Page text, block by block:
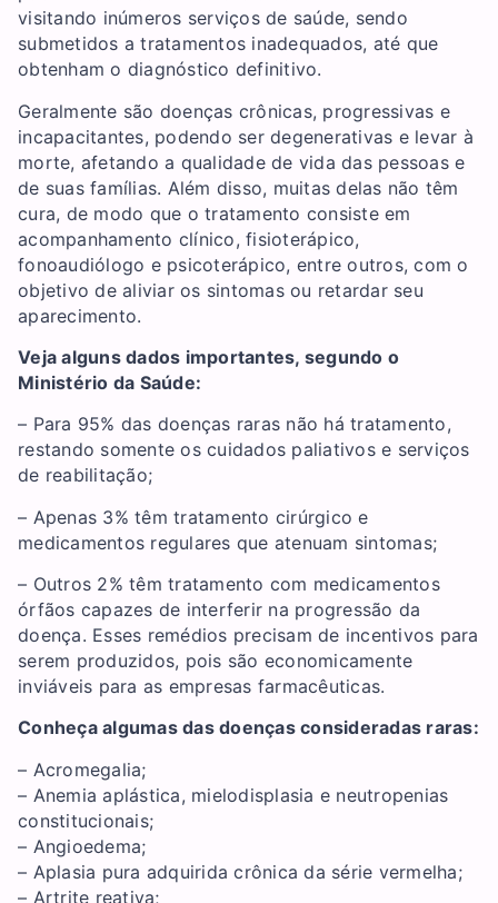
visitando inúmeros serviços de saúde, sendo
submetidos a tratamentos inadequados, até que
obtenham o diagnóstico definitivo.
Geralmente são doenças crônicas, progressivas e
incapacitantes, podendo ser degenerativas e levar à
morte, afetando a qualidade de vida das pessoas e
de suas famílias. Além disso, muitas delas não têm
cura, de modo que o tratamento consiste em
acompanhamento clínico, fisioterápico,
fonoaudiólogo e psicoterápico, entre outros, com o
objetivo de aliviar os sintomas ou retardar seu
aparecimento.
Veja alguns dados importantes, segundo o
Ministério da Saúde:
– Para 95% das doenças raras não há tratamento,
restando somente os cuidados paliativos e serviços
de reabilitação;
– Apenas 3% têm tratamento cirúrgico e
medicamentos regulares que atenuam sintomas;
– Outros 2% têm tratamento com medicamentos
órfãos capazes de interferir na progressão da
doença. Esses remédios precisam de incentivos para
serem produzidos, pois são economicamente
inviáveis para as empresas farmacêuticas.
Conheça algumas das doenças consideradas raras:
– Acromegalia;
– Anemia aplástica, mielodisplasia e neutropenias
constitucionais;
– Angioedema;
– Aplasia pura adquirida crônica da série vermelha;
– Artrite reativa;